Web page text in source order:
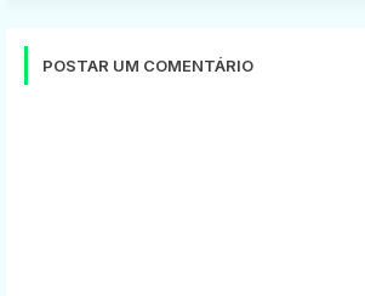
POSTAR UM COMENTÁRIO